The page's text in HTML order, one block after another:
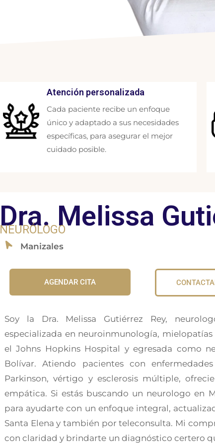
Atención personalizada
Cada paciente recibe un enfoque
único y adaptado a sus necesidades
específicas, para asegurar el mejor
cuidado posible.
Dra. Melissa
NEURÓLOGO
Manizales
AGENDAR CITA
Soy la Dra. Melissa Gutiérrez Rey,
especializada en neuroinmunología,
el Johns Hopkins Hospital y egresada como
Bolívar. Atiendo pacientes con
Parkinson, vértigo y esclerosis múltiple,
empática. Si estás buscando un neurologo en
para ayudarte con un enfoque integral,
Santa Elena y también por teleconsulta. Mi
con claridad y brindarte un diagnóstico certero